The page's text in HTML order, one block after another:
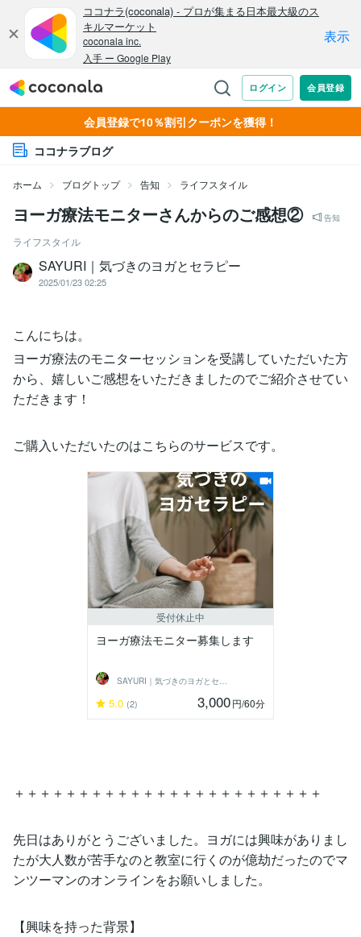
会員登録で10％割引クーポンを獲得！
ココナラブログ
ホーム ブログトップ 告知 ライフスタイル
ヨーガ療法モニターさんからのご感想② 告知
ライフスタイル
SAYURI｜気づきのヨガとセラピー
2025/01/23 02:25
こんにちは。
ヨーガ療法のモニターセッションを受講していただいた方
から、嬉しいご感想をいただきましたのでご紹介させてい
ただきます！
ご購入いただいたのはこちらのサービスです。
受付休止中
ヨーガ療法モニター募集します
SAYURI｜気づきのヨガとセラピー
5.0 (2) 3,000円/60分
＋＋＋＋＋＋＋＋＋＋＋＋＋＋＋＋＋＋＋＋＋＋＋＋
先日はありがとうございました。ヨガには興味がありまし
たが大人数が苦手なのと教室に行くのが億劫だったのでマ
ンツーマンのオンラインをお願いしました。
【興味を持った背景】